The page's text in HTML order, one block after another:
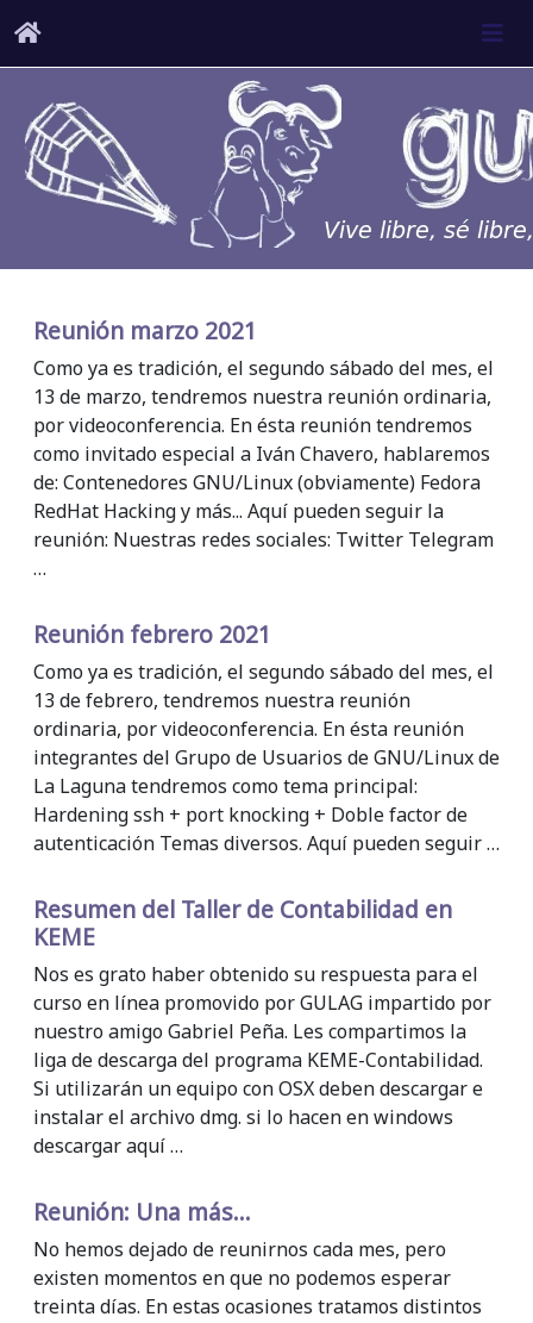
Reunión marzo 2021
Como ya es tradición, el segundo sábado del mes, el
13 de marzo, tendremos nuestra reunión ordinaria,
por videoconferencia. En ésta reunión tendremos
como invitado especial a Iván Chavero, hablaremos
de: Contenedores GNU/Linux (obviamente) Fedora
RedHat Hacking y más... Aquí pueden seguir la
reunión: Nuestras redes sociales: Twitter Telegram
…
Reunión febrero 2021
Como ya es tradición, el segundo sábado del mes, el
13 de febrero, tendremos nuestra reunión
ordinaria, por videoconferencia. En ésta reunión
integrantes del Grupo de Usuarios de GNU/Linux de
La Laguna tendremos como tema principal:
Hardening ssh + port knocking + Doble factor de
autenticación Temas diversos. Aquí pueden seguir …
Resumen del Taller de Contabilidad en
KEME
Nos es grato haber obtenido su respuesta para el
curso en línea promovido por GULAG impartido por
nuestro amigo Gabriel Peña. Les compartimos la
liga de descarga del programa KEME-Contabilidad.
Si utilizarán un equipo con OSX deben descargar e
instalar el archivo dmg. si lo hacen en windows
descargar aquí …
Reunión: Una más...
No hemos dejado de reunirnos cada mes, pero
existen momentos en que no podemos esperar
treinta días. En estas ocasiones tratamos distintos